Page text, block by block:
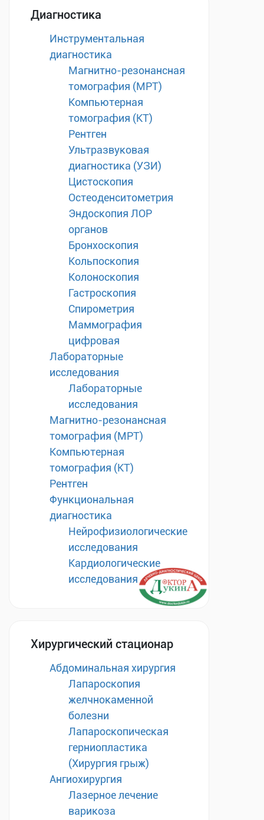
Диагностика
Инструментальная
диагностика
Магнитно-резонансная
томография (МРТ)
Компьютерная
томография (КТ)
Рентген
Ультразвуковая
диагностика (УЗИ)
Цистоскопия
Остеоденситометрия
Эндоскопия ЛОР
органов
Бронхоскопия
Кольпоскопия
Колоноскопия
Гастроскопия
Спирометрия
Маммография
цифровая
Лабораторные
исследования
Лабораторные
исследования
Магнитно-резонансная
томография (МРТ)
Компьютерная
томография (КТ)
Рентген
Функциональная
диагностика
Нейрофизиологические
исследования
Кардиологические
исследования
Хирургический стационар
Абдоминальная хирургия
Лапароскопия
желчнокаменной
болезни
Лапароскопическая
герниопластика
(Хирургия грыж)
Ангиохирургия
Лазерное лечение
варикоза